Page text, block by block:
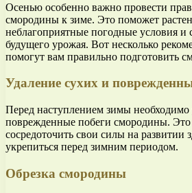
Осенью особенно важно провести
смородины к зиме. Это поможет
неблагоприятные погодные условия и
будущего урожая. Вот несколько
помогут вам правильно подготовить
Удаление сухих и
Перед наступлением зимы необходимо
поврежденные побеги смородины. Это
сосредоточить свои силы на развитии
укрепиться перед зимним периодом.
Обрезка смородины